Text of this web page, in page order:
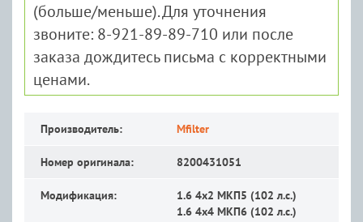
(больше/меньше). Для уточнения
звоните: 8-921-89-89-710 или после
заказа дождитесь письма с корректными
ценами.
Производитель: Mfilter
Номер оригинала: 8200431051
Модификация:
1.6 4x2 MКП5 (102 л.с.)
1.6 4x4 MКП6 (102 л.с.)